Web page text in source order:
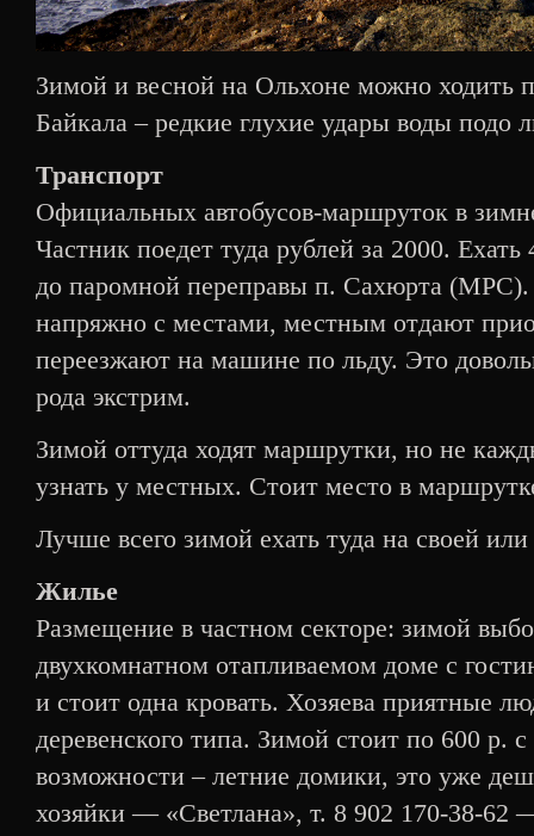
Зимой и весной на Ольхоне можно ходить
Байкала – редкие глухие удары воды подо
Транспорт
Официальных автобусов-маршруток в
Частник поедет туда рублей за 2000.
до паромной переправы п. Сахюрта (МРС).
напряжно с местами, местным отдают
переезжают на машине по льду. Это
рода экстрим.
Зимой оттуда ходят маршрутки, но не
узнать у местных. Стоит место в
Лучше всего зимой ехать туда на своей
Жилье
Размещение в частном секторе: зимой
двухкомнатном отапливаемом доме с
и стоит одна кровать. Хозяева приятные
деревенского типа. Зимой стоит по 600 р.
возможности – летние домики, это уже
хозяйки — «Светлана», т. 8 902 170-38-62